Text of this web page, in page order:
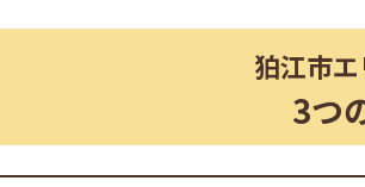
狛江市
3つ